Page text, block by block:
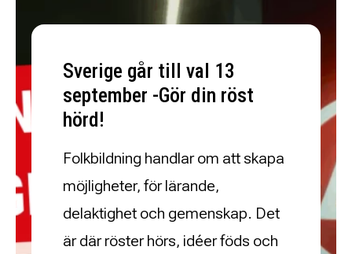
Sverige går till val 13
september -Gör din röst
hörd!
Folkbildning handlar om att skapa
möjligheter, för lärande,
delaktighet och gemenskap. Det
är där röster hörs, idéer föds och